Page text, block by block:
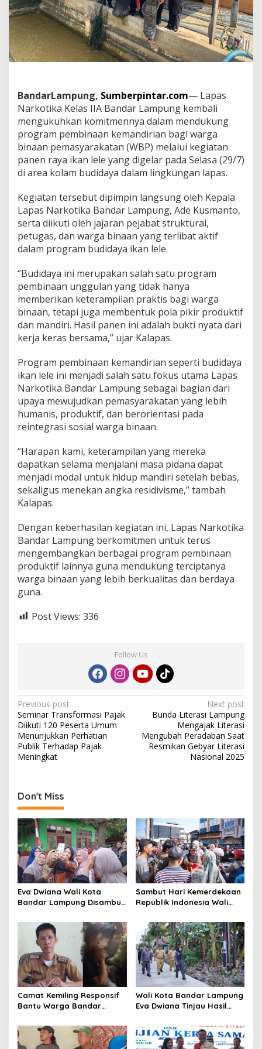
N
A
R
K
O
T
A
B
A
N
D
A
R
L
A
P
U
N
G
U
J
U
K
A
N
K
M
T
M
E
N
B
N
A
A
E
M
A
N
D
I
BandarLampung, Sumberpintar.com— Lapas
Narkotika Kelas IIA Bandar Lampung kembali
mengukuhkan komitmennya dalam mendukung
program pembinaan kemandirian bagi warga
binaan pemasyarakatan (WBP) melalui kegiatan
panen raya ikan lele yang digelar pada Selasa (29/7)
di area kolam budidaya dalam lingkungan lapas.
Kegiatan tersebut dipimpin langsung oleh Kepala
Lapas Narkotika Bandar Lampung, Ade Kusmanto,
serta diikuti oleh jajaran pejabat struktural,
petugas, dan warga binaan yang terlibat aktif
dalam program budidaya ikan lele.
“Budidaya ini merupakan salah satu program
pembinaan unggulan yang tidak hanya
memberikan keterampilan praktis bagi warga
binaan, tetapi juga membentuk pola pikir produktif
dan mandiri. Hasil panen ini adalah bukti nyata dari
kerja keras bersama,” ujar Kalapas.
Program pembinaan kemandirian seperti budidaya
ikan lele ini menjadi salah satu fokus utama Lapas
Narkotika Bandar Lampung sebagai bagian dari
upaya mewujudkan pemasyarakatan yang lebih
humanis, produktif, dan berorientasi pada
reintegrasi sosial warga binaan.
“Harapan kami, keterampilan yang mereka
dapatkan selama menjalani masa pidana dapat
menjadi modal untuk hidup mandiri setelah bebas,
sekaligus menekan angka residivisme,” tambah
Kalapas.
Dengan keberhasilan kegiatan ini, Lapas Narkotika
Bandar Lampung berkomitmen untuk terus
mengembangkan berbagai program pembinaan
produktif lainnya guna mendukung terciptanya
warga binaan yang lebih berkualitas dan berdaya
guna.
Post Views: 336
Follow Us
P
o
s
t
a
v
i
g
a
t
i
o
n
Previous post
Seminar Transformasi Pajak
Diikuti 120 Peserta Umum
Menunjukkan Perhatian
Publik Terhadap Pajak
Meningkat
Next post
Bunda Literasi Lampung
Mengajak Literasi
Mengubah Peradaban Saat
Resmikan Gebyar Literasi
Nasional 2025
Don't Miss
Eva Dwiana Wali Kota
Bandar Lampung Disambut
Warga RT 09 Perumnas
Way Kandis
Sambut Hari Kemerdekaan
Republik Indonesia Wali
Bagikan Bendera Merah
Putih ke Warga
Camat Kemiling Responsif
Bantu Warga Bandar
Anak Putus Sekolah
Wali Kota Bandar Lampung
Eva Dwiana Tinjau Hasil
di Way Laga